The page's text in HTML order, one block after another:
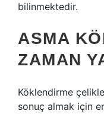
bilinmektedir.
ASMA
ZAMAN
Köklendirme
sonuç almak için